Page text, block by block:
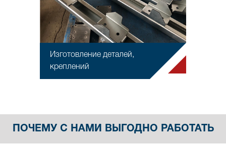
Изготовление деталей,
креплений
ПОЧЕМУ С НАМИ ВЫГОДНО РАБОТАТЬ